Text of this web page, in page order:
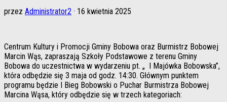
przez Administrator2 · 16 kwietnia 2025
Centrum Kultury i Promocji Gminy Bobowa oraz Burmistrz Bobowej
Marcin Wąs, zapraszają Szkoły Podstawowe z terenu Gminy
Bobowa do uczestnictwa w wydarzeniu pt. „ I Majówka Bobowska”,
która odbędzie się 3 maja od godz. 14:30. Głównym punktem
programu będzie I Bieg Bobowski o Puchar Burmistrza Bobowej
Marcina Wąsa, który odbędzie się w trzech kategoriach: